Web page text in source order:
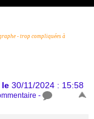
- trop compliquées à
le 30/11/2024 : 15:58
-